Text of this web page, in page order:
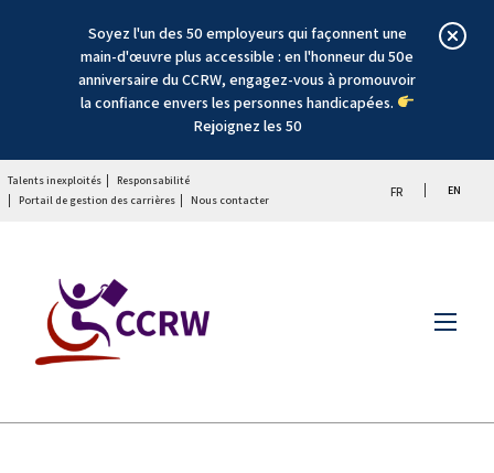
Soyez l'un des 50 employeurs qui façonnent une
main-d'œuvre plus accessible : en l'honneur du 50e
anniversaire du CCRW, engagez-vous à promouvoir
la confiance envers les personnes handicapées.
Rejoignez les 50
Talents inexploités
Responsabilité
Portail de gestion des carrières
Nous contacter
FR EN
Menu